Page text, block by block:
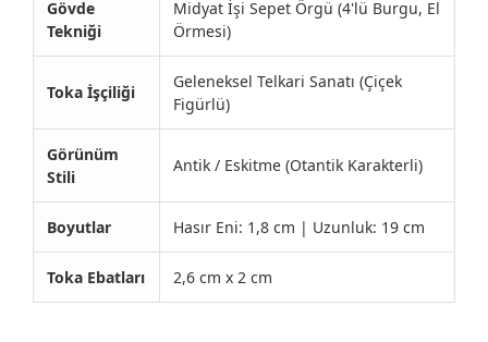
Gövde
Tekniği
Midyat İşi Sepet Örgü (4'lü Burgu, El
Örmesi)
Toka İşçiliği
Geleneksel Telkari Sanatı (Çiçek
Figürlü)
Görünüm
Stili
Antik / Eskitme (Otantik Karakterli)
Boyutlar Hasır Eni: 1,8 cm | Uzunluk: 19 cm
Toka Ebatları 2,6 cm x 2 cm